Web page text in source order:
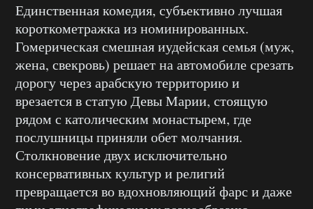
Единственная комедия, субъективно лучшая
короткометражка из номинированных.
Гомерическая смешная иудейская семья (муж,
жена, свекровь) решает на автомобиле срезать
дорогу через арабскую территорию и
врезается в статую Девы Марии, стоящую
рядом с католическим монастырем, где
послушницы приняли обет молчания.
Столкновение двух исключительно
консервативных культур и религий
превращается во вдохновляющий фарс и даже